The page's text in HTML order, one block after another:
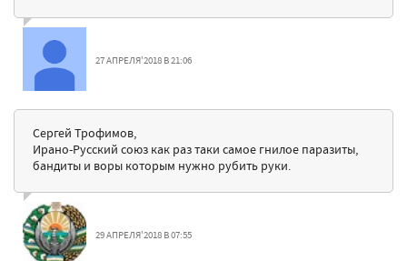
27 АПРЕЛЯ'2018 В 21:06
Сергей Трофимов,
Ирано-Русский союз как раз таки самое гнилое паразиты,
бандиты и воры которым нужно рубить руки.
29 АПРЕЛЯ'2018 В 07:55